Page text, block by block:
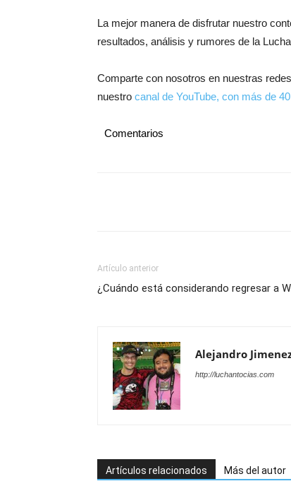
La mejor manera de disfrutar nuestro
resultados, análisis y rumores de la
Comparte con nosotros en nuestras
nuestro canal de YouTube, con más de
Comentarios
Artículo anterior
¿Cuándo está considerando regresar a
Alejandro
http://luchantocias.com
Artículos relacionados Más del autor